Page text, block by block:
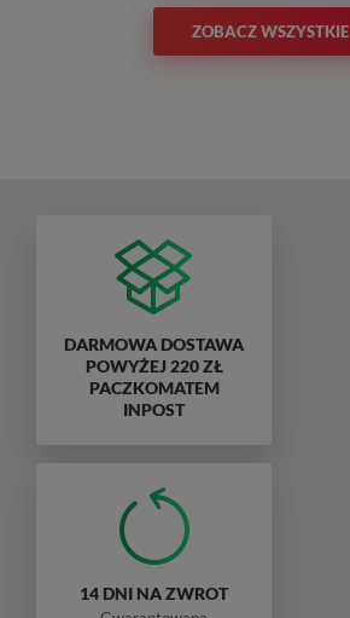
ZOBACZ WSZYSTKIE
DARMOWA DOSTAWA
POWYŻEJ 220 ZŁ
PACZKOMATEM
INPOST
14 DNI NA ZWROT